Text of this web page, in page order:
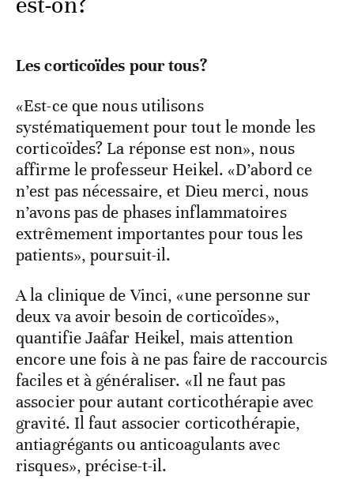
Les corticoïdes pour tous?
«Est-ce que nous utilisons
systématiquement pour tout le monde les
corticoïdes? La réponse est non», nous
affirme le professeur Heikel. «D’abord ce
n’est pas nécessaire, et Dieu merci, nous
n’avons pas de phases inflammatoires
extrêmement importantes pour tous les
patients», poursuit-il.
A la clinique de Vinci, «une personne sur
deux va avoir besoin de corticoïdes»,
quantifie Jaâfar Heikel, mais attention
encore une fois à ne pas faire de raccourcis
faciles et à généraliser. «Il ne faut pas
associer pour autant corticothérapie avec
gravité. Il faut associer corticothérapie,
antiagrégants ou anticoagulants avec
risques», précise-t-il.